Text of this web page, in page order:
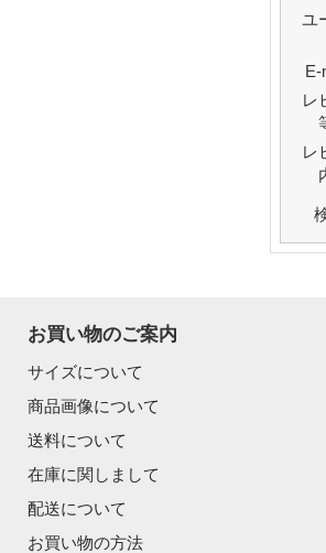
ユ
E-
レ
レ
お買い物のご案内
サイズについて
商品画像について
送料について
在庫に関しまして
配送について
お買い物の方法